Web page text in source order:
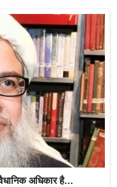
अधिकार है...